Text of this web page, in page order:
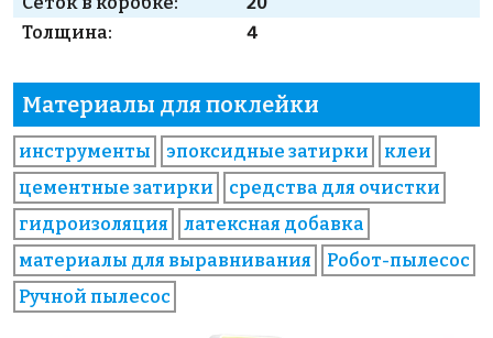
Толщина:
4
Материалы для поклейки
инструменты эпоксидные затирки
клеи
цементные затирки
средства для очистки
гидроизоляция
латексная добавка
материалы для выравнивания
Робот-пылесос
Ручной пылесос